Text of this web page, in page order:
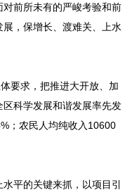
前所未有的严峻考验和前
，保增长、渡难关、上水
要求，把推进大开放、加
科学发展和谐发展率先发
；农民人均纯收入10600
平的关键来抓，以项目引